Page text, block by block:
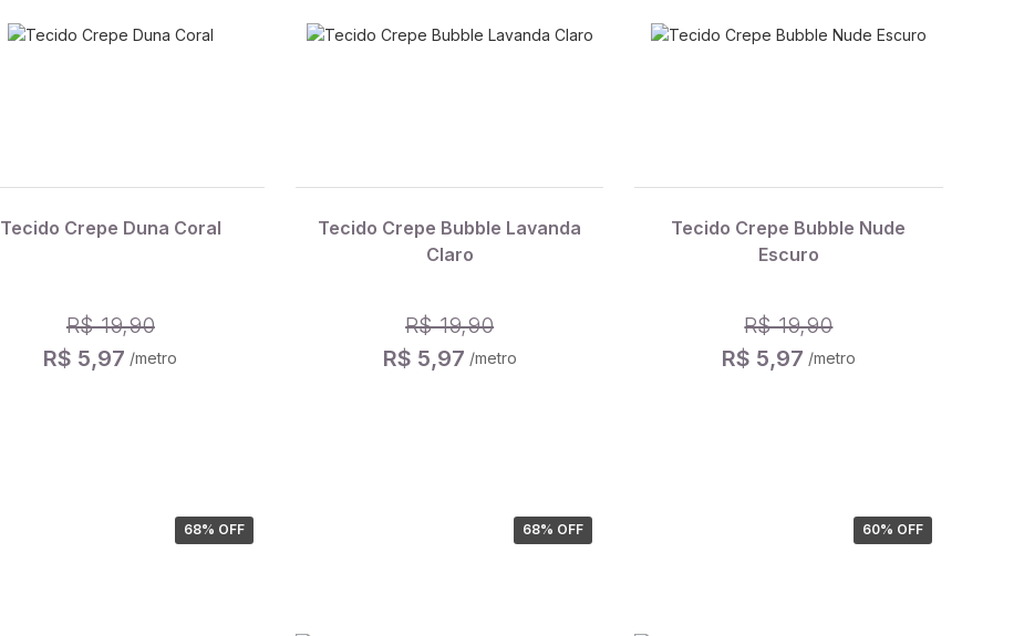
Tecido Crepe Duna Coral
R$ 19,90
R$ 5,97 /metro
Tecido Crepe Bubble Lavanda
Claro
R$ 19,90
R$ 5,97 /metro
Tecido Crepe Bubble Nude
Escuro
R$ 19,90
R$ 5,97 /metro
68% OFF 68% OFF 60% OFF